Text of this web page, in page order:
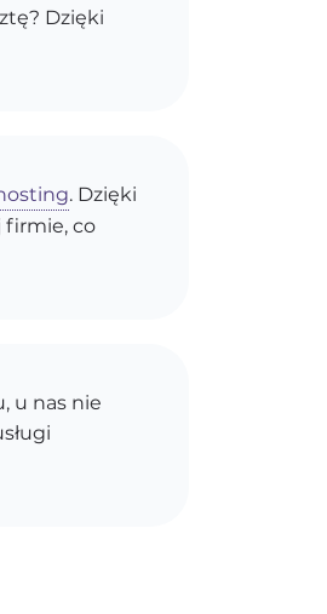
Dzięki
. Dzięki
firmie, co
u nas nie